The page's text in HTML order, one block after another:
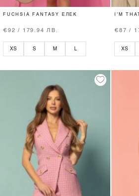
FUCHSIA FANTASY ЕЛЕК
€92 / 179.94 ЛВ.
XS S M
I'M
€87 /
XS